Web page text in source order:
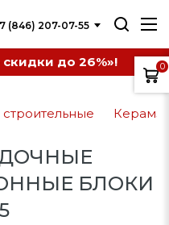
до 26%»!
(846) 207-07-55
0
строительные
БЛОКИ